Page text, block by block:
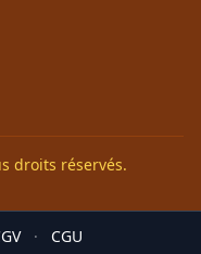
droits réservés.
· CGU